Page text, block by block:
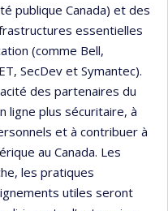
publique Canada) et des
essentielles
(comme Bell,
SecDev et Symantec).
des partenaires du
ligne plus sécuritaire, à
et à contribuer à
au Canada. Les
les pratiques
utiles seront